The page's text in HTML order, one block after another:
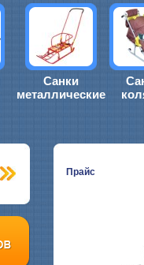
Санки
металлические
Прайс